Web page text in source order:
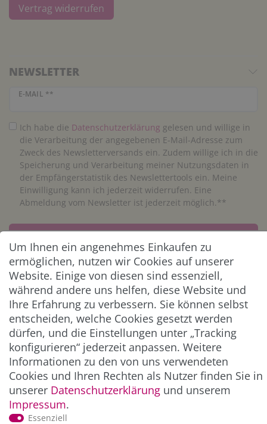
Vertrag widerrufen
NEWSLETTER
E-MAIL **
Newsletter Honig
Ich habe die Daten­schutz­erklärung gelesen und willige in
die Verarbeitung der angegebenen E-Mail-Adresse zum
Zweck des Newsletterversands ein. Zudem willige ich in die
Speicherung und Verarbeitung meiner Nutzungsdaten in
der Empfängerstatistik des Newslettertools ein. Meine
Einwilligung kann ich jederzeit widerrufen. Eine
Abmeldung vom Newsletter ist jederzeit möglich.**
Abonnieren
** Hierbei handelt es sich um ein Pflichtfeld.
ZAHLUNG & VERSAND
Um Ihnen ein angenehmes Einkaufen zu
ermöglichen, nutzen wir Cookies auf unserer
Website. Einige von diesen sind essenziell,
während andere uns helfen, diese Website und
Ihre Erfahrung zu verbessern. Sie können selbst
entscheiden, welche Cookies gesetzt werden
dürfen, und die Einstellungen unter „Tracking
konfigurieren“ jederzeit anpassen. Weitere
Informationen zu den von uns verwendeten
Cookies und Ihren Rechten als Nutzer finden Sie in
unserer Daten­schutz­erklärung und unserem
Impressum.
Essenziell